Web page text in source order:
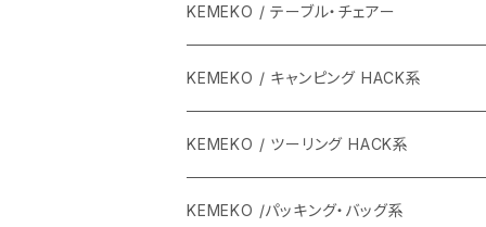
KEMEKO / テーブル・チェアー
KEMEKO / キャンピング HACK系
KEMEKO / ツーリング HACK系
KEMEKO /パッキング・バッグ系